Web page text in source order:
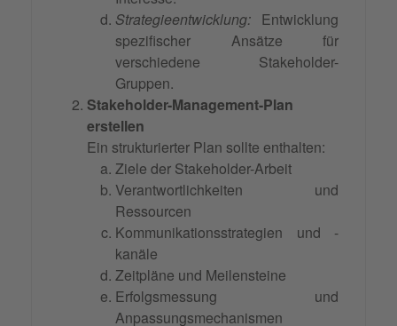
Strategieentwicklung: Entwicklung
spezifischer Ansätze für
verschiedene Stakeholder-
Gruppen.
Stakeholder-Management-Plan
erstellen
Ein strukturierter Plan sollte enthalten:
Ziele der Stakeholder-Arbeit
Verantwortlichkeiten und
Ressourcen
Kommunikationsstrategien und -
kanäle
Zeitpläne und Meilensteine
Erfolgsmessung und
Anpassungsmechanismen